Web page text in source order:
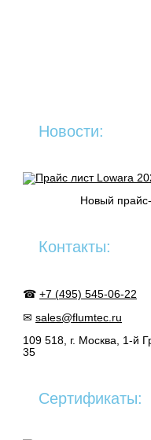
Новости:
Новый
Контакты:
☎+7 (495) 545-06-22
✉sales@flumtec.ru
109 518, г. Москва, 1-й
35
Сертификаты: